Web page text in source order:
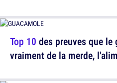
Top 10 des preuves que le
vraiment de la merde,